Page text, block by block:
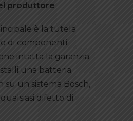
produttore
è la tutela
di componenti
intatta la garanzia
una batteria
su un sistema Bosch,
difetto di